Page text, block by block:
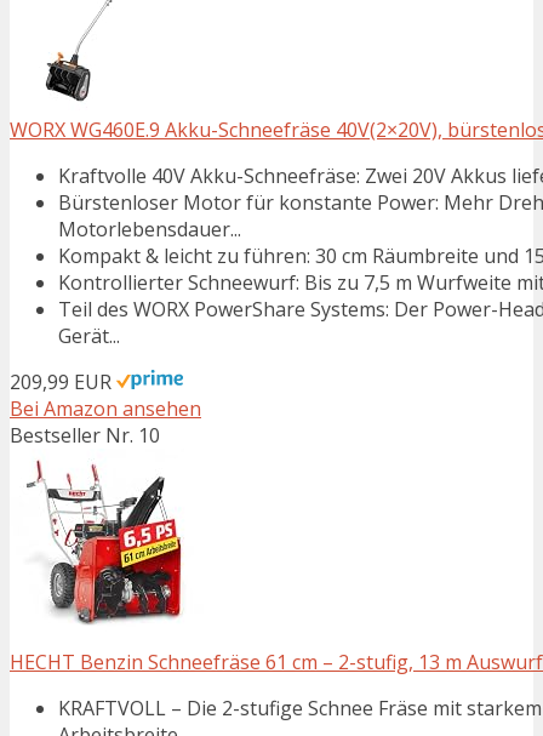
WORX WG460E.9 Akku-Schneefräse 40V(2×20V),
Kraftvolle 40V Akku-Schneefräse: Zwei 20V Akkus
Bürstenloser Motor für konstante Power: Mehr
Motorlebensdauer...
Kompakt & leicht zu führen: 30 cm Räumbreite und
Kontrollierter Schneewurf: Bis zu 7,5 m Wurfweite
Teil des WORX PowerShare Systems: Der Power-
Gerät...
209,99 EUR
Bei Amazon ansehen
Bestseller Nr. 10
HECHT Benzin Schneefräse 61 cm – 2-stufig, 13 m
KRAFTVOLL – Die 2-stufige Schnee Fräse mit